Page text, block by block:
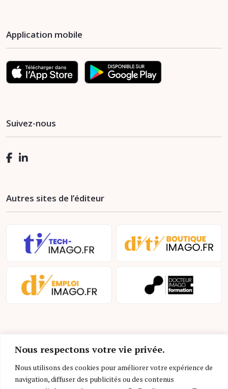
Nous respectons votre vie privée.
Nous utilisons des cookies pour améliorer votre expérience de
navigation, diffuser des publicités ou des contenus
Application mobile
Suivez-nous
Autres sites de l’éditeur
Mentions légales et conditions d’utilisation